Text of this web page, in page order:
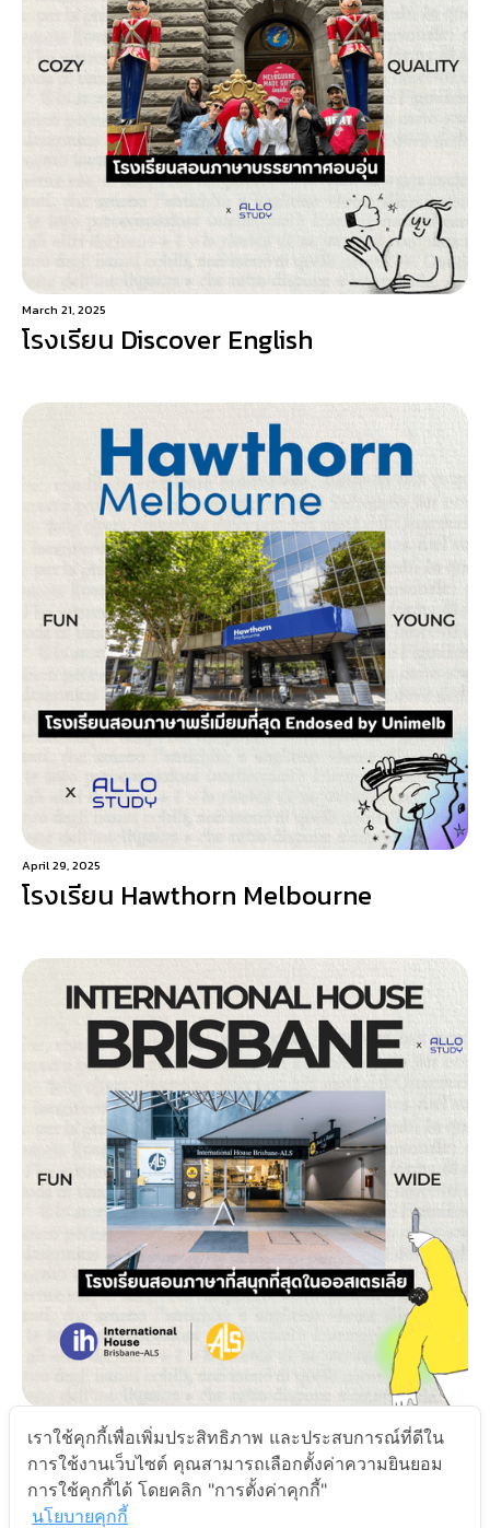
March 21, 2025
โรงเรียน Discover English
April 29, 2025
โรงเรียน Hawthorn Melbourne
April 29, 2025
โรงเรียน International House Brisbane
เราใช้คุกกี้เพื่อเพิ่มประสิทธิภาพ และประสบการณ์ที่ดีใน
การใช้งานเว็บไซต์ คุณสามารถเลือกตั้งค่าความยินยอม
การใช้คุกกี้ได้ โดยคลิก "การตั้งค่าคุกกี้"
นโยบายคุกกี้